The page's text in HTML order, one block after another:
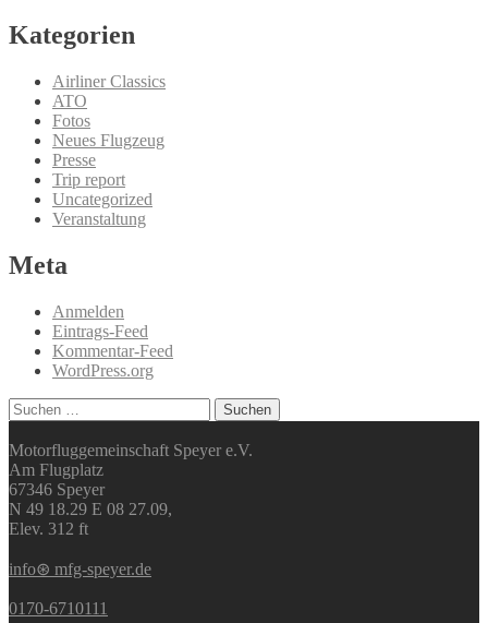
Kategorien
Airliner Classics
ATO
Fotos
Neues Flugzeug
Presse
Trip report
Uncategorized
Veranstaltung
Meta
Anmelden
Eintrags-Feed
Kommentar-Feed
WordPress.org
Suchen
nach:
Motorfluggemeinschaft Speyer e.V.
Am Flugplatz
67346 Speyer
N 49 18.29 E 08 27.09,
Elev. 312 ft
info⊛ mfg-speyer.de
0170-6710111